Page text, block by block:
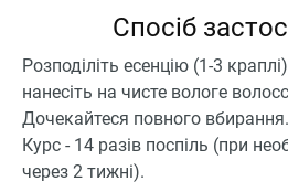
Спосіб
Розподіліть есенцію (1-3
нанесіть на чисте вологе
Дочекайтеся повного
Курс - 14 разів поспіль (при
через 2 тижні).